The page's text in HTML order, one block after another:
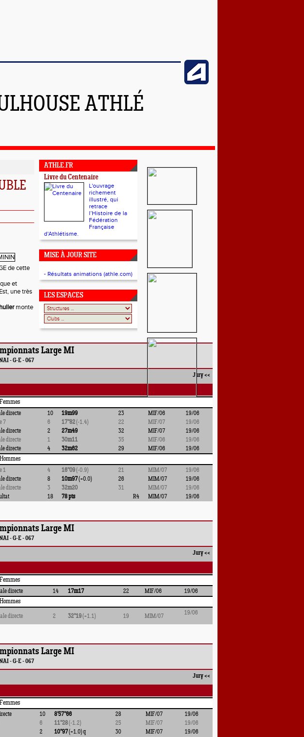
ATHLÉ
de cette
et
une très
monte
Large MI
- G-E - 067
Jury<<
Femmes
directe 10 19m99 23 MIF/06
19/06
7 6 17''82(-1.4) 22 MIF/07
19/06
directe 2 27m49 32 MIF/07
19/06
directe 1 30m11 35 MIF/06
19/06
directe 4 32m62 29 MIF/06 19/06
Hommes
1 4 16''09(-0.9) 21 MIM/07
19/06
directe 8 10m97(+0.0) 26 MIM/07
19/06
directe 3 32m20 31 MIM/07
19/06
18 78 pts R4 MIM/07 19/06
Large MI
- G-E - 067
Jury<<
Femmes
directe 14 17m17 22 MIF/06 19/06
Hommes
directe 2 32''19(+1.1) 19 MIM/07
19/06
Large MI
- G-E - 067
Jury<<
Femmes
10 8'57''66 28 MIF/07
19/06
6 11''28(-1.2) 25 MIF/07
19/06
2 10''97(+1.0) q 30 MIF/07
19/06
ATHLE.FR
Livre du Centenaire
L'ouvrage
richement
illustré, qui
retrace
l’Histoire de la
Fédération
Française
d'Athlétisme.
MISE À JOUR SITE
- Résultats animations (athle.com)
LES ESPACES